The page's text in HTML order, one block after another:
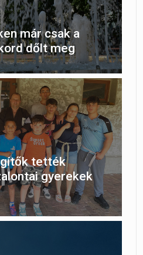
már csak a
dőlt meg
tették
gyerekek